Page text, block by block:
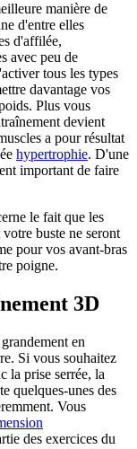
manière de
d'entre elles
d'affilée,
avec peu de
tous les types
davantage vos
Plus vous
devient
a pour résultat
hypertrophie. D'une
important de faire
le fait que les
buste ne seront
pour vos avant-bras
poigne.
3D
en
Si vous souhaitez
la prise serrée, la
quelques-unes des
Vous
des exercices du